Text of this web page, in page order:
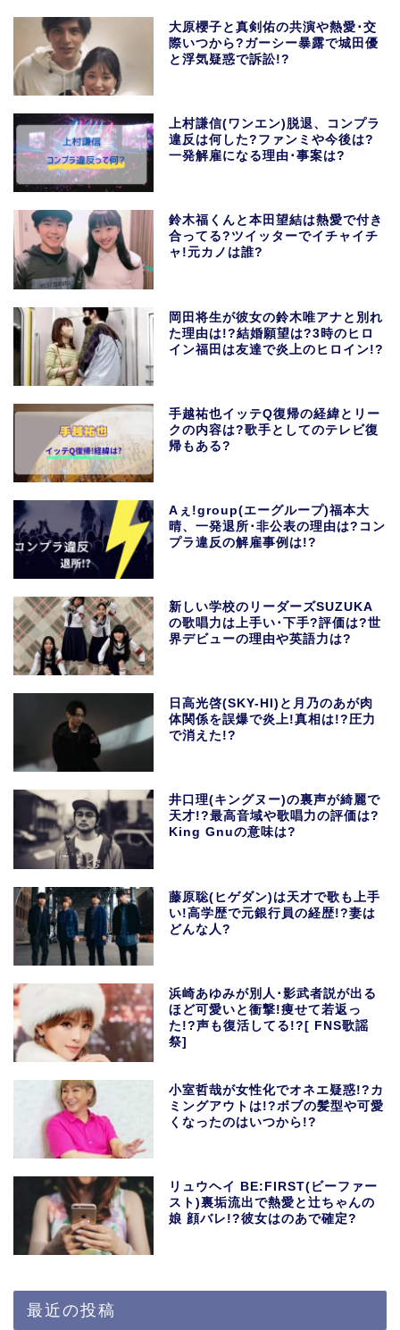
大原櫻子と真剣佑の共演や熱愛･交
際いつから?ガーシー暴露で城田優
と浮気疑惑で訴訟!?
上村謙信(ワンエン)脱退、コンプラ
違反は何した?ファンミや今後は?
一発解雇になる理由･事案は?
鈴木福くんと本田望結は熱愛で付き
合ってる?ツイッターでイチャイチ
ャ!元カノは誰?
岡田将生が彼女の鈴木唯アナと別れ
た理由は!?結婚願望は?3時のヒロ
イン福田は友達で炎上のヒロイン!?
手越祐也イッテQ復帰の経緯とリー
クの内容は?歌手としてのテレビ復
帰もある?
Aぇ!group(エーグループ)福本大
晴、一発退所･非公表の理由は?コン
プラ違反の解雇事例は!?
新しい学校のリーダーズSUZUKA
の歌唱力は上手い･下手?評価は?世
界デビューの理由や英語力は?
日高光啓(SKY-HI)と月乃のあが肉
体関係を誤爆で炎上!真相は!?圧力
で消えた!?
井口理(キングヌー)の裏声が綺麗で
天才!?最高音域や歌唱力の評価は?
King Gnuの意味は?
藤原聡(ヒゲダン)は天才で歌も上手
い!高学歴で元銀行員の経歴!?妻は
どんな人?
浜崎あゆみが別人･影武者説が出る
ほど可愛いと衝撃!痩せて若返っ
た!?声も復活してる!?[ FNS歌謡
祭]
小室哲哉が女性化でオネエ疑惑!?カ
ミングアウトは!?ボブの髪型や可愛
くなったのはいつから!?
リュウヘイ BE:FIRST(ビーファー
スト)裏垢流出で熱愛と辻ちゃんの
娘 顔バレ!?彼女はのあで確定?
最近の投稿